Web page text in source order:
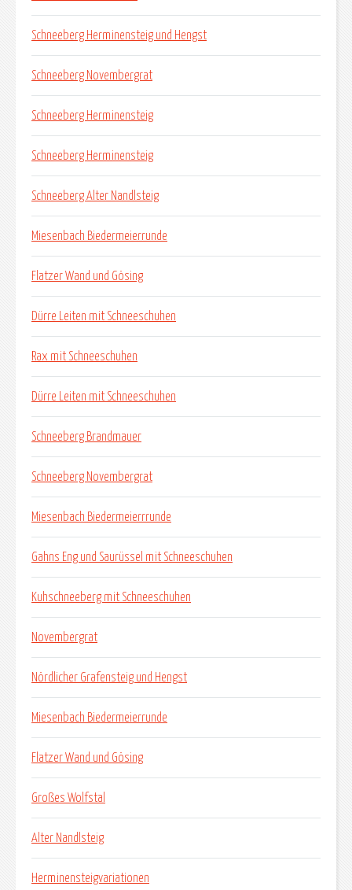
Schneeberg Herminensteig und Hengst
Schneeberg Novembergrat
Schneeberg Herminensteig
Schneeberg Herminensteig
Schneeberg Alter Nandlsteig
Miesenbach Biedermeierrunde
Flatzer Wand und Gösing
Dürre Leiten mit Schneeschuhen
Rax mit Schneeschuhen
Dürre Leiten mit Schneeschuhen
Schneeberg Brandmauer
Schneeberg Novembergrat
Miesenbach Biedermeierrrunde
Gahns Eng und Saurüssel mit Schneeschuhen
Kuhschneeberg mit Schneeschuhen
Novembergrat
Nördlicher Grafensteig und Hengst
Miesenbach Biedermeierrunde
Flatzer Wand und Gösing
Großes Wolfstal
Alter Nandlsteig
Herminensteigvariationen